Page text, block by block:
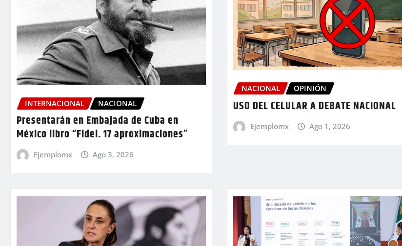
INTERNACIONAL NACIONAL
Presentarán en Embajada de Cuba en
México libro “Fidel. 17 aproximaciones”
Ejemplomx Ago 3, 2026
NACIONAL OPINIÓN
USO DEL CELULAR A DEBATE NACIONAL
Ejemplomx Ago 1, 2026